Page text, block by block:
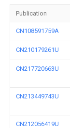
Publication
CN108591759A
CN210179261U
CN217720663U
CN213449743U
CN212056419U